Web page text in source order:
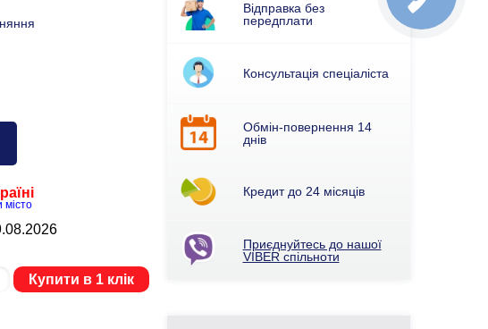
місто
Купити в 1 клік
Відправка без
передплати
Консультація спеціаліста
Обмін-повернення 14
днів
Кредит до 24 місяців
Приєднуйтесь до нашої
VIBER спільноти